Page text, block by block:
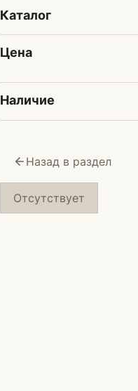
Каталог
Цена
Наличие
Назад в раздел
Отсутствует